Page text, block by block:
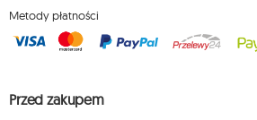
Metody płatności
Przed zakupem